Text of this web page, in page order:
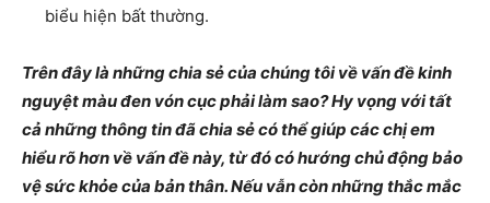
biểu hiện bất thường.
Trên đây là những chia sẻ của chúng tôi về vấn đề kinh
nguyệt màu đen vón cục phải làm sao? Hy vọng với tất
cả những thông tin đã chia sẻ có thể giúp các chị em
hiểu rõ hơn về vấn đề này, từ đó có hướng chủ động bảo
vệ sức khỏe của bản thân. Nếu vẫn còn những thắc mắc